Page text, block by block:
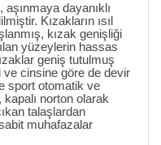
dayanıklı
Kızakların ısıl
kızak genişliği
yüzeylerin hassas
geniş tutulmuş
ve cinsine göre de devir
sport otomatik ve
kapalı norton olarak
talaşlardan
muhafazalar